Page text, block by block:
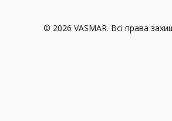
© 2026 VASMAR. Всі права